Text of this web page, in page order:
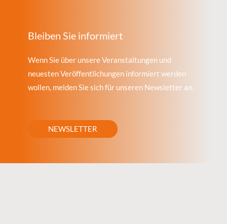
Bleiben Sie informiert
Wenn Sie über unsere Veranstaltungen und
neuesten Veröffentlichungen informiert werden
wollen, melden Sie sich für unseren Newsletter an.
NEWSLETTER